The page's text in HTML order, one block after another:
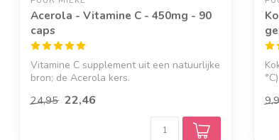
Acerola - Vitamine C - 450mg - 90
caps
Vitamine C supplement uit een natuurlijke
bron; de Acerola kers.
24,95 22,46